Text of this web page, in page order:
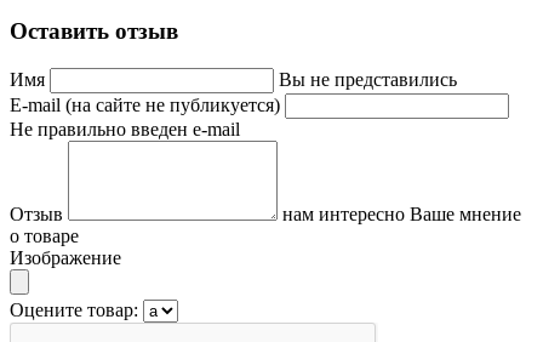
Оставить отзыв
Имя
Вы не представились
E-mail (на сайте не публикуется)
Не правильно введен e-mail
Отзыв
нам интересно Ваше мнение
о товаре
Изображение
Оцените товар: